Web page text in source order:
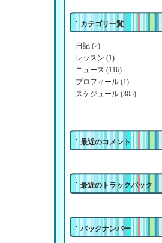
カテゴリ一覧
日記 (2)
レッスン (1)
ニュース (116)
プロフィール (1)
スケジュール (305)
最近のコメント
最近のトラックバック
バックナンバー